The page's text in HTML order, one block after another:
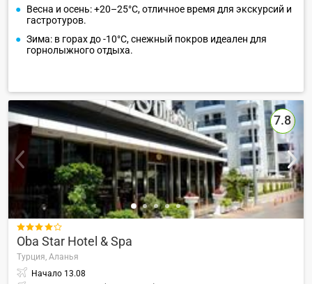
Весна и осень: +20–25°C, отличное время для экскурсий и
гастротуров.
Зима: в горах до -10°C, снежный покров идеален для
горнолыжного отдыха.
7.8

Oba Star Hotel & Spa
Турция, Аланья
Начало 13.08